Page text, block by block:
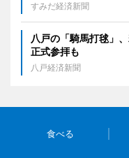
すみだ経済新聞
八戸の「騎馬打毬」
正式参拝も
八戸経済新聞
食べる